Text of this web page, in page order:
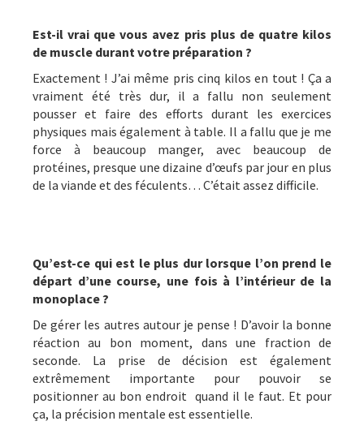
Est-il vrai que vous avez pris plus de quatre kilos
de muscle durant votre préparation ?
Exactement ! J’ai même pris cinq kilos en tout ! Ça a
vraiment été très dur, il a fallu non seulement
pousser et faire des efforts durant les exercices
physiques mais également à table. Il a fallu que je me
force à beaucoup manger, avec beaucoup de
protéines, presque une dizaine d’œufs par jour en plus
de la viande et des féculents… C’était assez difficile.
Qu’est-ce qui est le plus dur lorsque l’on prend le
départ d’une course, une fois à l’intérieur de la
monoplace ?
De gérer les autres autour je pense ! D’avoir la bonne
réaction au bon moment, dans une fraction de
seconde. La prise de décision est également
extrêmement importante pour pouvoir se
positionner au bon endroit quand il le faut. Et pour
ça, la précision mentale est essentielle.